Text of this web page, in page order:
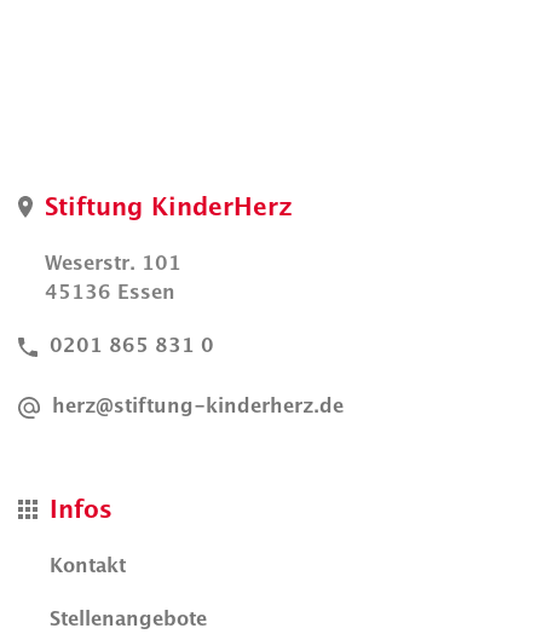
Stiftung KinderHerz
Weserstr. 101
45136 Essen
0201 865 831 0
herz@stiftung-kinderherz.de
Infos
Kontakt
Stellenangebote